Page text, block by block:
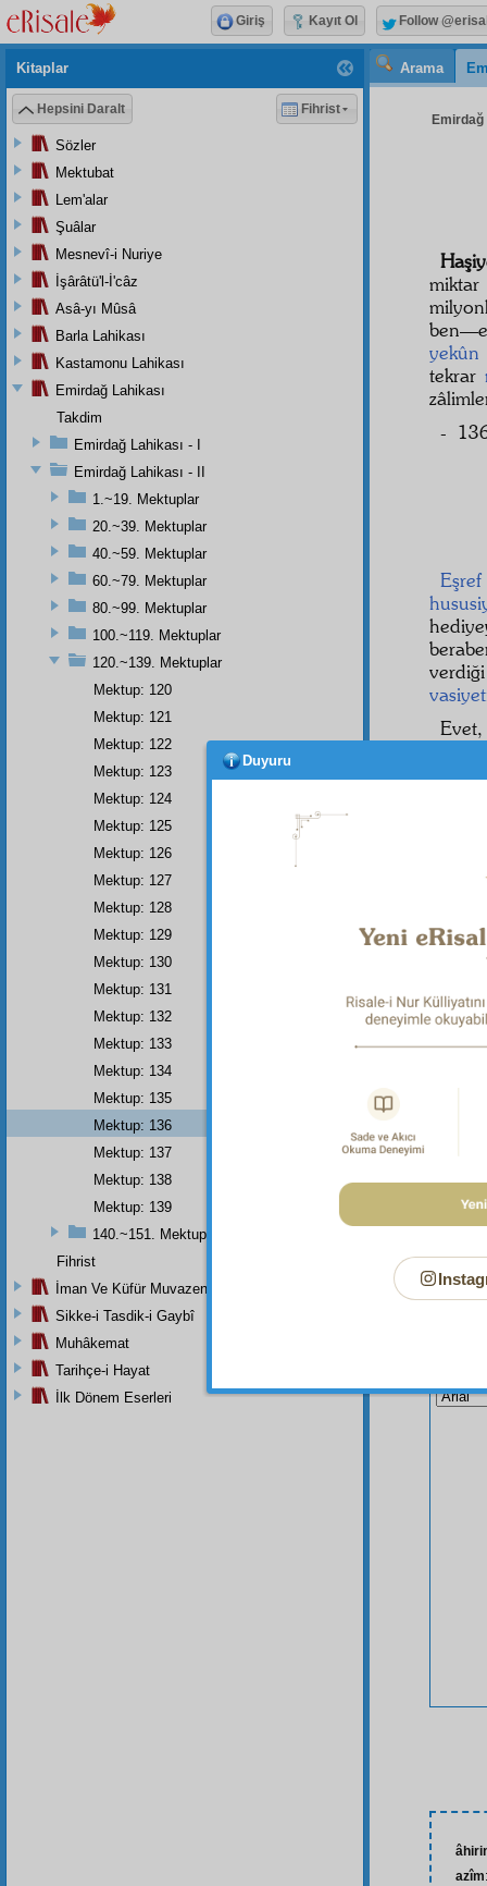
Arama
Emirdağ
yekûn
tekrar
-
Dipnot-1
Her
azîm
Kitaplar
Hepsini Daralt Fihrist
Sözler
Mektubat
Lem'alar
Şuâlar
Mesnevî-i Nuriye
İşârâtü'l-İ'câz
Asâ-yı Mûsâ
Barla Lahikası
Kastamonu Lahikası
Emirdağ Lahikası
Takdim
Emirdağ Lahikası - I
Emirdağ Lahikası - II
1.~19. Mektuplar
20.~39. Mektuplar
40.~59. Mektuplar
60.~79. Mektuplar
80.~99. Mektuplar
100.~119. Mektuplar
120.~139. Mektuplar
Mektup: 120
Mektup: 121
Mektup: 122
Mektup: 123
Mektup: 124
Mektup: 125
Mektup: 126
Mektup: 127
Mektup: 128
Mektup: 129
Mektup: 130
Mektup: 131
Mektup: 132
Mektup: 133
Mektup: 134
Mektup: 135
Mektup: 136
Mektup: 137
Mektup: 138
Mektup: 139
140.~151. Mektuplar
Fihrist
İman Ve Küfür Muvazeneleri
Sikke-i Tasdik-i Gaybî
Muhâkemat
Tarihçe-i Hayat
İlk Dönem Eserleri
Giriş Kayıt Ol Follow
Duyuru